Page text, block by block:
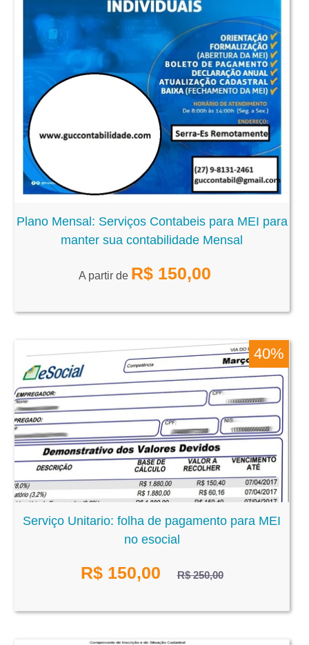
Plano Mensal: Serviços Contabeis para MEI para
manter sua contabilidade Mensal
A partir de R$ 150,00
40%
Serviço Unitario: folha de pagamento para MEI
no esocial
R$ 150,00 R$ 250,00